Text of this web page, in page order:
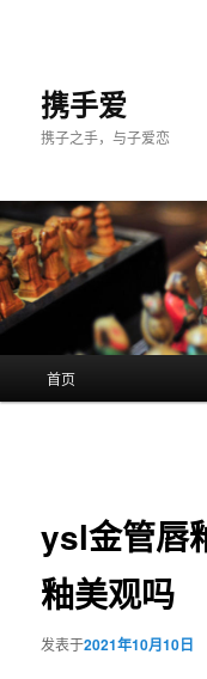
携手爱
携子之手，与子爱恋
首页
ysl金管唇
釉美观吗
发表于2021年10月10日